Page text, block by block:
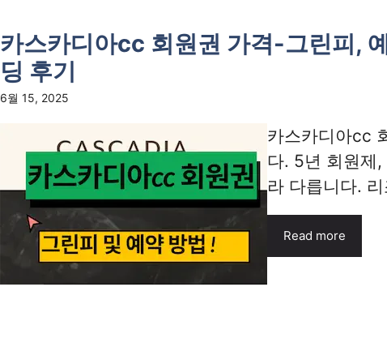
카스카디아cc 회원권 가격-그린피,
딩 후기
6월 15, 2025
카스카디아cc
다. 5년 회원제
라 다릅니다.
Read more